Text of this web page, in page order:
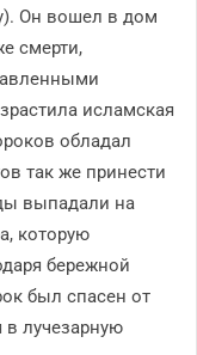
Он вошел в дом
смерти,
исламская
обладал
так же принести
выпадали на
которую
бережной
был спасен от
в лучезарную